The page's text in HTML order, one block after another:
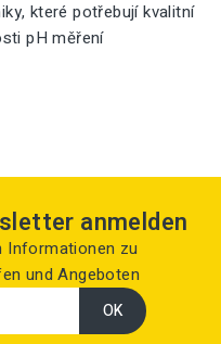
které potřebují kvalitní
pH měření
anmelden
Informationen zu
und Angeboten